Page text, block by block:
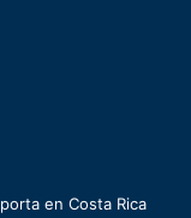
en Costa Rica